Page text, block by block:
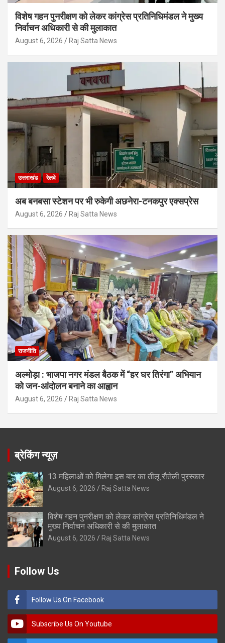
विशेष गहन पुनरीक्षण को लेकर कांग्रेस प्रतिनिधिमंडल ने मुख्य
निर्वाचन अधिकारी से की मुलाकात
August 6, 2026 Raj Satta News
उत्तराखंड रेलवे
अब बनबसा स्टेशन पर भी रुकेगी अछनेरा-टनकपुर एक्सप्रेस
August 6, 2026 Raj Satta News
राजनीति
अल्मोड़ा : भाजपा नगर मंडल बैठक में “हर घर तिरंगा” अभियान
को जन-आंदोलन बनाने का आह्वान
August 6, 2026 Raj Satta News
ब्रेकिंग न्यूज़
13 महिलाओं को मिलेगा इस बार का तीलू रौतेली पुरस्कार
August 6, 2026 Raj Satta News
विशेष गहन पुनरीक्षण को लेकर कांग्रेस प्रतिनिधिमंडल ने
मुख्य निर्वाचन अधिकारी से की मुलाकात
August 6, 2026 Raj Satta News
Follow Us
Follow Us On Facebook
Subscribe Us On Youtube